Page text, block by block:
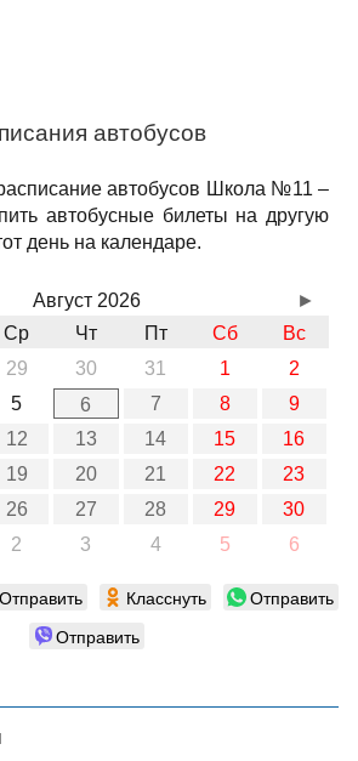
автобусов
автобусов Школа №11 –
автобусные билеты на другую
день на календаре.
Август 2026
Ср Чт Пт Сб
Вс
29 30 31 1
2
5 6 7 8
9
12 13 14 15
16
19 20 21 22
23
26 27 28 29
30
2 3 4 5 6
►
Отправить Класснуть
Отправить
Отправить